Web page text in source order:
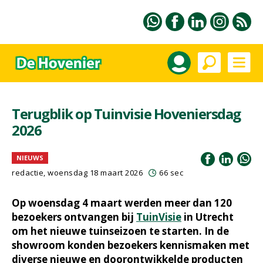
Terugblik op Tuinvisie Hoveniersdag
2026
NIEUWS
redactie, woensdag 18 maart 2026 66 sec
Op woensdag 4 maart werden meer dan 120
bezoekers ontvangen bij TuinVisie in Utrecht
om het nieuwe tuinseizoen te starten. In de
showroom konden bezoekers kennismaken met
diverse nieuwe en doorontwikkelde producten